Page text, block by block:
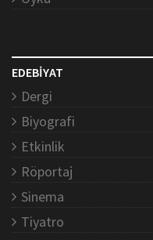
EDEBİYAT
Dergi
Biyografi
Etkinlik
Röportaj
Sinema
Tiyatro